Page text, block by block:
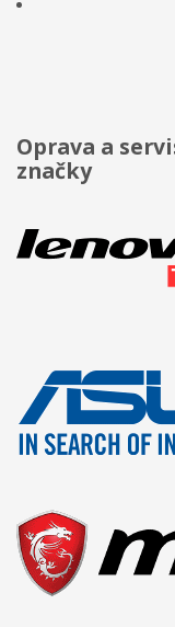
Oprava a
značky